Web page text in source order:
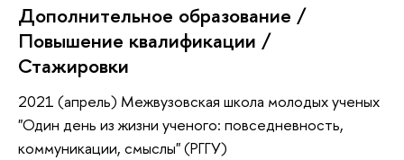
Дополнительное образование /
Повышение квалификации /
Стажировки
2021 (апрель) Межвузовская школа молодых ученых
"Один день из жизни ученого: повседневность,
коммуникации, смыслы" (РГГУ)